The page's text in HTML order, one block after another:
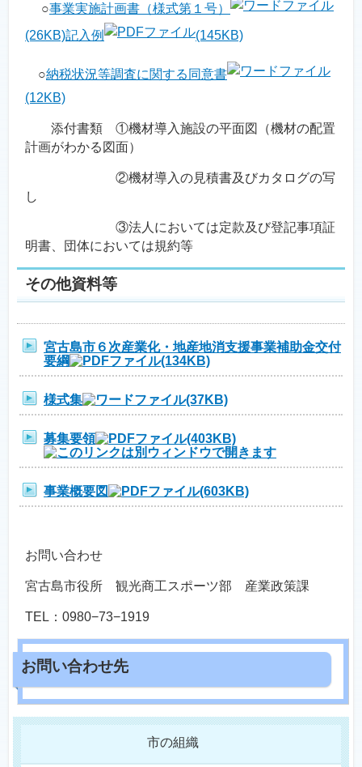
○事業実施計画書（様式第１号）
(26KB)記入例 (145KB)
○納税状況等調査に関する同意書
(12KB)
添付書類 ①機材導入施設の平面図（機材の配置
計画がわかる図面）
②機材導入の見積書及びカタログの写
し
③法人においては定款及び登記事項証
明書、団体においては規約等
その他資料等
宮古島市６次産業化・地産地消支援事業補助金交付
要綱
(134KB)
様式集 (37KB)
募集要領 (403KB)
事業概要図 (603KB)
お問い合わせ
宮古島市役所 観光商工スポーツ部 産業政策課
TEL：0980−73−1919
市の組織